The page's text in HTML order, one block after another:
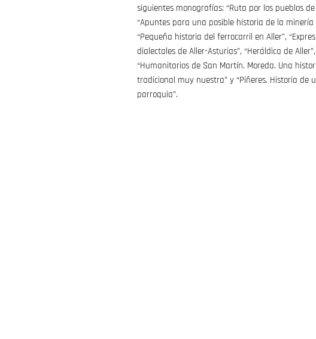
siguientes monografías: “Ruta por los pueblos de
“Apuntes para una posible historia de la minería
“Pequeña historia del ferrocarril en Aller”,
dialectales de Aller-Asturias”, “Heráldica de Aller”,
“Humanitarios de San Martín. Moreda. Una
tradicional muy nuestra” y “Piñeres. Historia de
parroquia”.